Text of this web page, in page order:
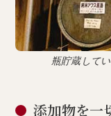
瓶貯蔵して
添加物を一